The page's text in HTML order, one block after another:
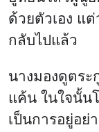
ด้วยตัวเอง แ
กลับไปแล้ว
นางมองดูตระ
แค้น ในใจนั้น
เป็นการอยู่อย่